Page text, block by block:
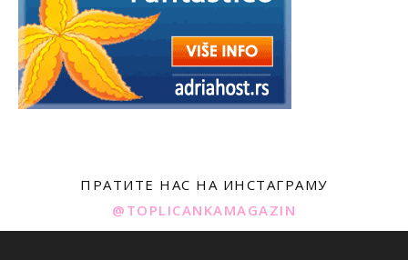
ПРАТИТЕ НАС НА ИНСТАГРАМУ
@TOPLICANKAMAGAZIN